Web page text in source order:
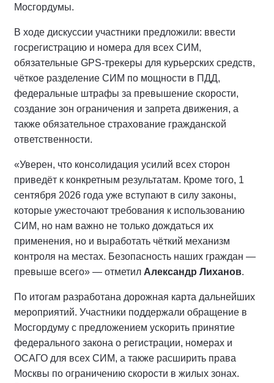
Мосгордумы.
В ходе дискуссии участники предложили: ввести
госрегистрацию и номера для всех СИМ,
обязательные GPS-трекеры для курьерских средств,
чёткое разделение СИМ по мощности в ПДД,
федеральные штрафы за превышение скорости,
создание зон ограничения и запрета движения, а
также обязательное страхование гражданской
ответственности.
«Уверен, что консолидация усилий всех сторон
приведёт к конкретным результатам. Кроме того, 1
сентября 2026 года уже вступают в силу законы,
которые ужесточают требования к использованию
СИМ, но нам важно не только дождаться их
применения, но и выработать чёткий механизм
контроля на местах. Безопасность наших граждан —
превыше всего» — отметил Александр Лиханов.
По итогам разработана дорожная карта дальнейших
мероприятий. Участники поддержали обращение в
Мосгордуму с предложением ускорить принятие
федерального закона о регистрации, номерах и
ОСАГО для всех СИМ, а также расширить права
Москвы по ограничению скорости в жилых зонах.